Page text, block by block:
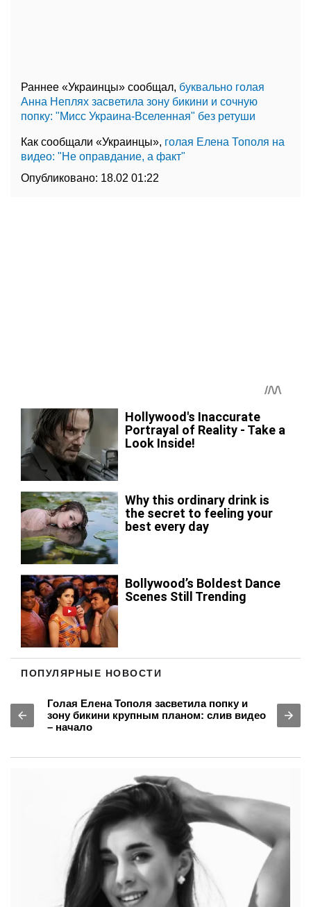
Раннее «Украинцы» сообщал, буквально голая
Анна Неплях засветила зону бикини и сочную
попку: "Мисс Украина-Вселенная" без ретуши
Как сообщали «Украинцы», голая Елена Тополя на
видео: "Не оправдание, а факт"
Опубликовано: 18.02 01:22
ПОПУЛЯРНЫЕ НОВОСТИ
Голая Елена Тополя засветила попку и
зону бикини крупным планом: слив видео
– начало